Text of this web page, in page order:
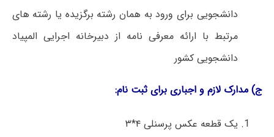
دانشجویی برای ورود به همان رشته برگزیده یا رشته های
مرتبط با ارائه معرفی نامه از دبیرخانه اجرایی المپیاد
دانشجویی کشور
ج) مدارک لازم و اجباری برای ثبت نام:
یک قطعه عکس پرسنلی ۴*۳